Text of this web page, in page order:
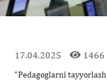
17.04.2025 1466
"Pedagoglarni